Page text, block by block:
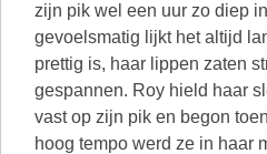
zijn pik wel een uur zo diep
gevoelsmatig lijkt het altijd
prettig is, haar lippen zaten
gespannen. Roy hield haar
vast op zijn pik en begon
hoog tempo werd ze in haar